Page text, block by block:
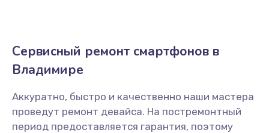
Заказать
1000 руб.
Заказать
Сервисный ремонт смартфонов в
Владимире
Аккуратно, быстро и качественно наши мастера
проведут ремонт девайса. На постремонтный
период предоставляется гарантия, поэтому